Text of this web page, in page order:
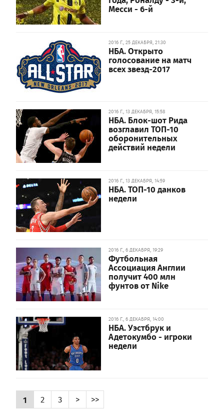
Месси - 6-й
2016 Г., 25 ДЕКАБРЯ, 21:30
НБА. Открыто
голосование на матч
всех звезд-2017
2016 Г., 13 ДЕКАБРЯ, 15:58
НБА. Блок-шот Рида
возглавил ТОП-10
оборонительных
действий недели
2016 Г., 13 ДЕКАБРЯ, 14:59
НБА. ТОП-10 данков
недели
2016 Г., 6 ДЕКАБРЯ, 19:29
Футбольная
Ассоциация Англии
получит 400 млн
фунтов от Nike
2016 Г., 6 ДЕКАБРЯ, 14:00
НБА. Уэстбрук и
Адетокумбо - игроки
недели
1 2 3 > >>